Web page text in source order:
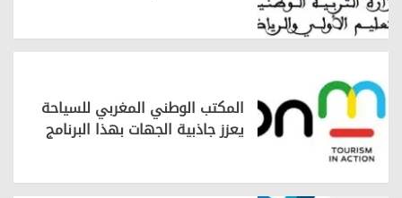
المكتب الوطني المغربي للسياحة
يعزز جاذبية الجهات بهذا البرنامج